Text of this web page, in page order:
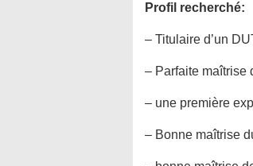
Profil recherché:
– Titulaire d’un
– Parfaite maîtrise
– une première
– Bonne maîtrise